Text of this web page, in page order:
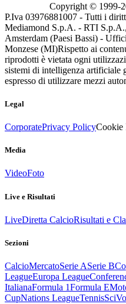
Copyright © 1999-
P.Iva 03976881007 - Tutti i
Mediamond S.p.A. - RTI
Amsterdam (Paesi Bassi) -
Monzese (MI)Rispetto ai
riprodotti è vietata ogni
sistemi di intelligenza artificiale
espresso di utilizzare mezzi
Legal
CorporatePrivacy PolicyCookie
Media
VideoFoto
Live e Risultati
LiveDiretta CalcioRisultati e
Sezioni
CalcioMercatoSerie ASerie B
LeagueEuropa League
ItalianaFormula 1Formula E
CupNations LeagueTennisSci